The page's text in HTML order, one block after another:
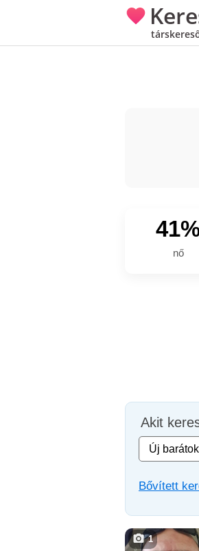
nő
Akit
Bővített
1